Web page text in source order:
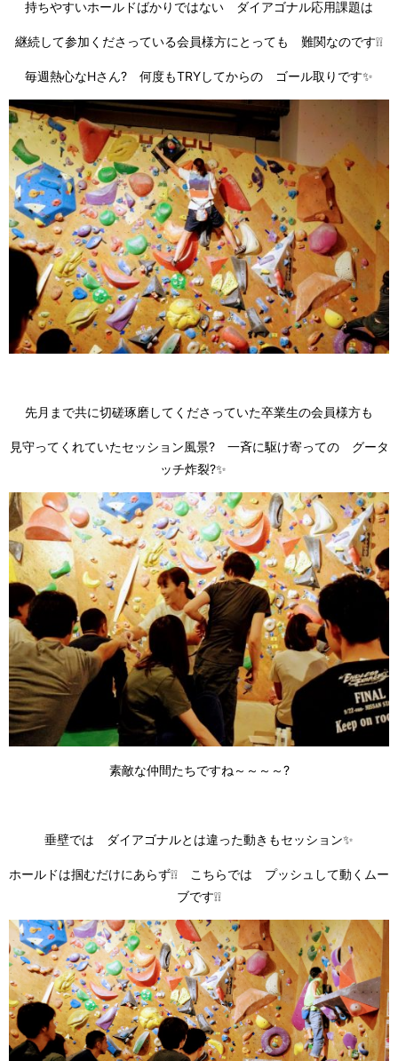
持ちやすいホールドばかりではない ダイアゴナル応用課題は
継続して参加くださっている会員様方にとっても 難関なのです❕❕
毎週熱心なHさん? 何度もTRYしてからの ゴール取りです✨
先月まで共に切磋琢磨してくださっていた卒業生の会員様方も
見守ってくれていたセッション風景? 一斉に駆け寄っての グータ
ッチ炸裂?✨
素敵な仲間たちですね～～～～?
垂壁では ダイアゴナルとは違った動きもセッション✨
ホールドは掴むだけにあらず❕❕ こちらでは プッシュして動くムー
ブです❕❕